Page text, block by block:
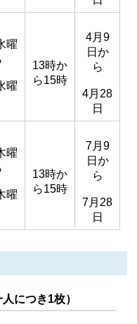
曜
曜
13時か
ら15時
4月9
日か
ら
4月28
日
曜
曜
13時か
ら15時
7月9
日か
ら
7月28
日
につき1枚）